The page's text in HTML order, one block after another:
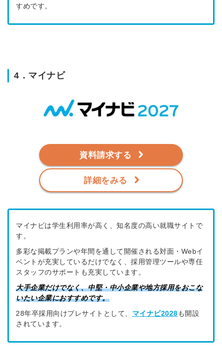
すめです。
4．マイナビ
資料請求する
詳細をみる
マイナビは学生利用率が高く、知名度の高い就職サイトで
す。
多彩な掲載プランや年間を通して開催される対面・Webイ
ベントが充実しているだけでなく、採用管理ツールや専任
スタッフのサポートも充実しています。
大手企業だけでなく、中堅・中小企業や地方採用をおこな
いたい企業におすすめです。
28年卒採用向けプレサイトとして、 マイナビ2028も開設
されています。